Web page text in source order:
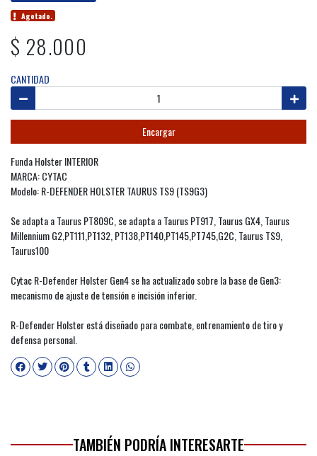
Agotado.
$ 28.000
CANTIDAD
Encargar
Funda Holster INTERIOR
MARCA: CYTAC
Modelo: R-DEFENDER HOLSTER TAURUS TS9 (TS9G3)
Se adapta a Taurus PT809C, se adapta a Taurus PT917, Taurus GX4, Taurus
Millennium G2,PT111,PT132, PT138,PT140,PT145,PT745,G2C, Taurus TS9,
Taurus100
Cytac R-Defender Holster Gen4 se ha actualizado sobre la base de Gen3:
mecanismo de ajuste de tensión e incisión inferior.
R-Defender Holster está diseñado para combate, entrenamiento de tiro y
defensa personal.
TAMBIÉN PODRÍA INTERESARTE